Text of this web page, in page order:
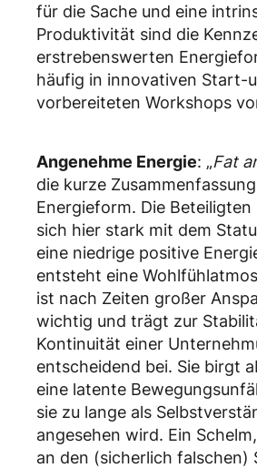
für die Sache und eine
Produktivität sind die
erstrebenswerten
häufig in innovativen Start-
vorbereiteten Workshops
Angenehme Energie: „Fat
die kurze
Energieform. Die
sich hier stark mit dem
eine niedrige positive
entsteht eine
ist nach Zeiten großer
wichtig und trägt zur
Kontinuität einer
entscheidend bei. Sie birgt
eine latente
sie zu lange als
angesehen wird. Ein
an den (sicherlich falschen)